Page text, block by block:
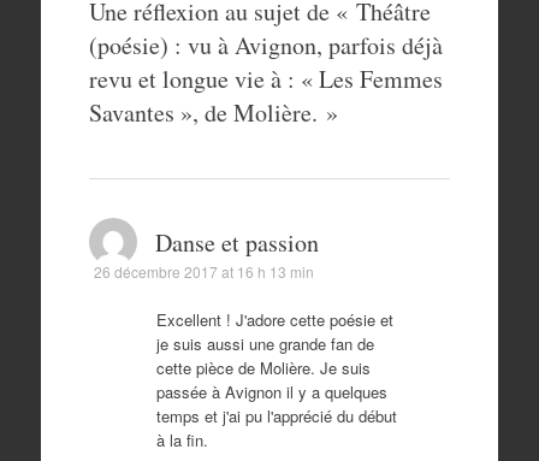
Une réflexion au sujet de « Théâtre
(poésie) : vu à Avignon, parfois déjà
revu et longue vie à : « Les Femmes
Savantes », de Molière. »
Danse et passion
26 décembre 2017 at 16 h 13 min
Excellent ! J'adore cette poésie et
je suis aussi une grande fan de
cette pièce de Molière. Je suis
passée à Avignon il y a quelques
temps et j'ai pu l'apprécié du début
à la fin.